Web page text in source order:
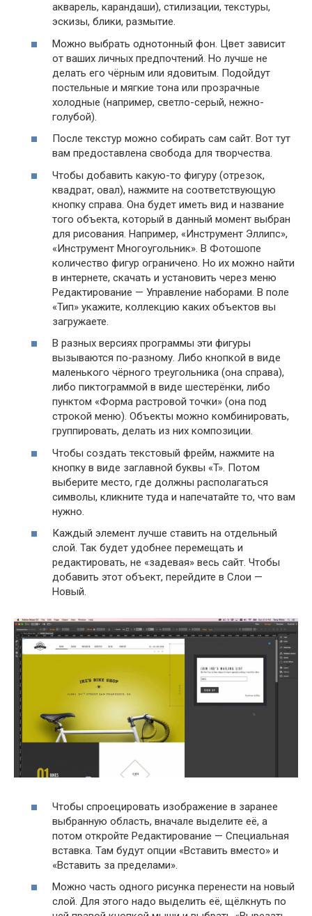
акварель, карандаши), стилизации, текстуры,
эскизы, блики, размытие.
Можно выбрать однотонный фон. Цвет зависит
от ваших личных предпочтений. Но лучше не
делать его чёрным или ядовитым. Подойдут
постельные и мягкие тона или прозрачные
холодные (например, светло-серый, нежно-
голубой).
После текстур можно собирать сам сайт. Вот тут
вам предоставлена свобода для творчества.
Чтобы добавить какую-то фигуру (отрезок,
квадрат, овал), нажмите на соответствующую
кнопку справа. Она будет иметь вид и название
того объекта, который в данный момент выбран
для рисования. Например, «Инструмент Эллипс»,
«Инструмент Многоугольник». В Фотошопе
количество фигур ограничено. Но их можно найти
в интернете, скачать и установить через меню
Редактирование — Управление наборами. В поле
«Тип» укажите, коллекцию каких объектов вы
загружаете.
В разных версиях программы эти фигуры
вызываются по-разному. Либо кнопкой в виде
маленького чёрного треугольника (она справа),
либо пиктограммой в виде шестерёнки, либо
пунктом «Форма растровой точки» (она под
строкой меню). Объекты можно комбинировать,
группировать, делать из них композиции.
Чтобы создать текстовый фрейм, нажмите на
кнопку в виде заглавной буквы «T». Потом
выберите место, где должны располагаться
символы, кликните туда и напечатайте то, что вам
нужно.
Каждый элемент лучше ставить на отдельный
слой. Так будет удобнее перемещать и
редактировать, не «задевая» весь сайт. Чтобы
добавить этот объект, перейдите в Слои —
Новый.
Чтобы спроецировать изображение в заранее
выбранную область, вначале выделите её, а
потом откройте Редактирование — Специальная
вставка. Там будут опции «Вставить вместо» и
«Вставить за пределами».
Можно часть одного рисунка перенести на новый
слой. Для этого надо выделить её, щёлкнуть по